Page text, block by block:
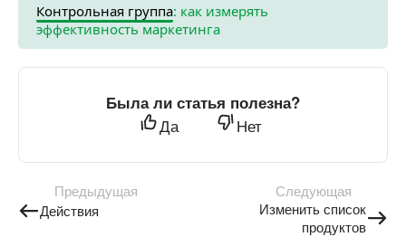
Контрольная группа: как измерять
эффективность маркетинга
Была ли статья полезна?
Да Нет
Предыдущая
Действия
Следующая
Изменить список
продуктов